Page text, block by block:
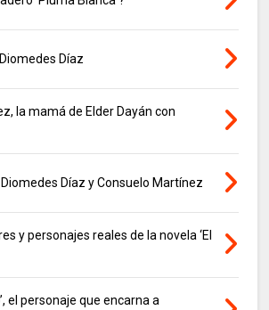
Díaz
la mamá de Elder Dayán con
Díaz y Consuelo Martínez
y personajes reales de la novela ‘El
el personaje que encarna a